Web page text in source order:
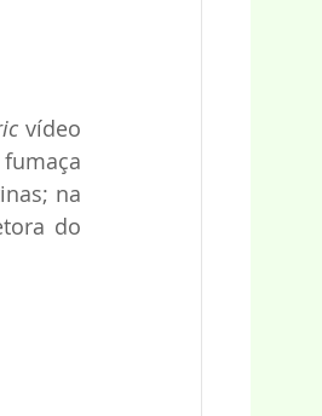
vídeo
na
do